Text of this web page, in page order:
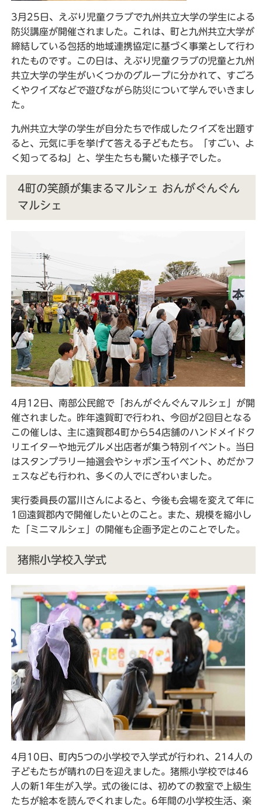
3月25日、えぶり児童クラブで九州共立大学の学生による
防災講座が開催されました。これは、町と九州共立大学が
締結している包括的地域連携協定に基づく事業として行わ
れたものです。この日は、えぶり児童クラブの児童と九州
共立大学の学生がいくつかのグループに分かれて、すごろ
くやクイズなどで遊びながら防災について学んでいきまし
た。
九州共立大学の学生が自分たちで作成したクイズを出題す
ると、元気に手を挙げて答える子どもたち。「すごい、よ
く知ってるね」と、学生たちも驚いた様子でした。
4町の笑顔が集まるマルシェ おんがぐんぐん
マルシェ
4月12日、南部公民館で「おんがぐんぐんマルシェ」が開
催されました。昨年遠賀町で行われ、今回が2回目となる
この催しは、主に遠賀郡4町から54店舗のハンドメイドク
リエイターや地元グルメ出店者が集う特別イベント。当日
はスタンプラリー抽選会やシャボン玉イベント、めだかフ
ェスなども行われ、多くの人でにぎわいました。
実行委員長の冨川さんによると、今後も会場を変えて年に
1回遠賀郡内で開催したいとのこと。また、規模を縮小し
た「ミニマルシェ」の開催も企画予定とのことでした。
猪熊小学校入学式
4月10日、町内5つの小学校で入学式が行われ、214人の
子どもたちが晴れの日を迎えました。猪熊小学校では46
人の新1年生が入学。式の後には、初めての教室で上級生
たちが絵本を読んでくれました。6年間の小学校生活、楽